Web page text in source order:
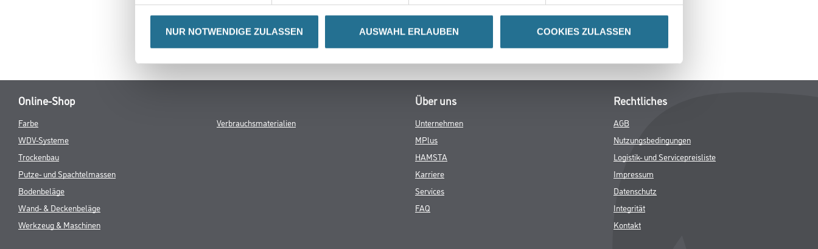
NUR NOTWENDIGE ZULASSEN AUSWAHL ERLAUBEN COOKIES ZULASSEN
Online-Shop
Farbe
WDV-Systeme
Trockenbau
Putze- und Spachtelmassen
Bodenbeläge
Wand- & Deckenbeläge
Werkzeug & Maschinen
Verbrauchsmaterialien
Über uns
Unternehmen
MPlus
HAMSTA
Karriere
Services
FAQ
Rechtliches
AGB
Nutzungsbedingungen
Logistik- und Servicepreisliste
Impressum
Datenschutz
Integrität
Kontakt